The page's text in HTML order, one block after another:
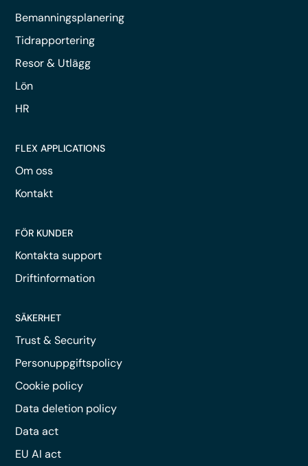
Bemanningsplanering
Tidrapportering
Resor & Utlägg
Lön
HR
FLEX APPLICATIONS
Om oss
Kontakt
FÖR KUNDER
Kontakta support
Driftinformation
SÄKERHET
Trust & Security
Personuppgiftspolicy
Cookie policy
Data deletion policy
Data act
EU AI act